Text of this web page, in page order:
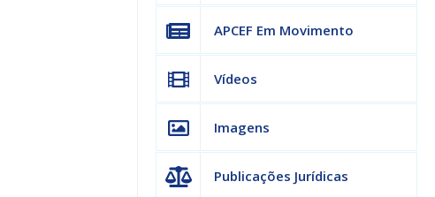
APCEF Em Movimento
Vídeos
Imagens
Publicações Jurídicas